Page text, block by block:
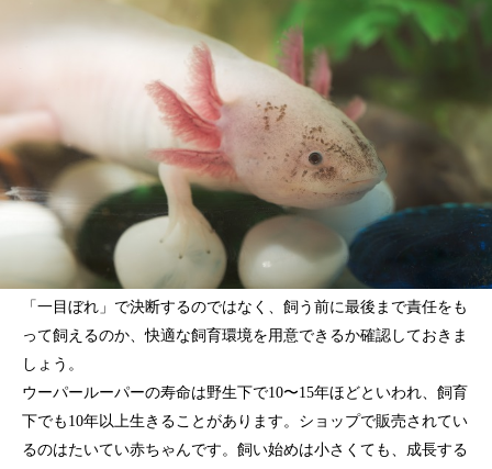
「一目ぼれ」で決断するのではなく、飼う前に最後まで責任をも
って飼えるのか、快適な飼育環境を用意できるか確認しておきま
しょう。
ウーパールーパーの寿命は野生下で10〜15年ほどといわれ、飼育
下でも10年以上生きることがあります。ショップで販売されてい
るのはたいてい赤ちゃんです。飼い始めは小さくても、成長する